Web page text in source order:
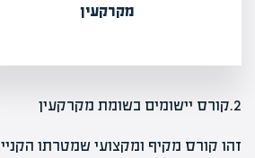
מקרקעין
2.קורס יישומים בשומת מקרקעין
זהו קורס מקיף ומקצועי שמטרתו